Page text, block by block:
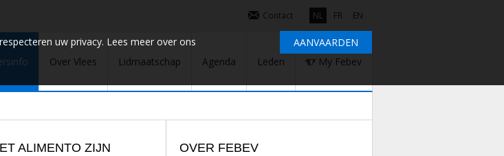
Contact NL FR EN
Over Vlees Lidmaatschap Agenda Leden My Febev
ALIMENTO ZIJN
OVER FEBEV
uw privacy. Lees meer over ons
AANVAARDEN